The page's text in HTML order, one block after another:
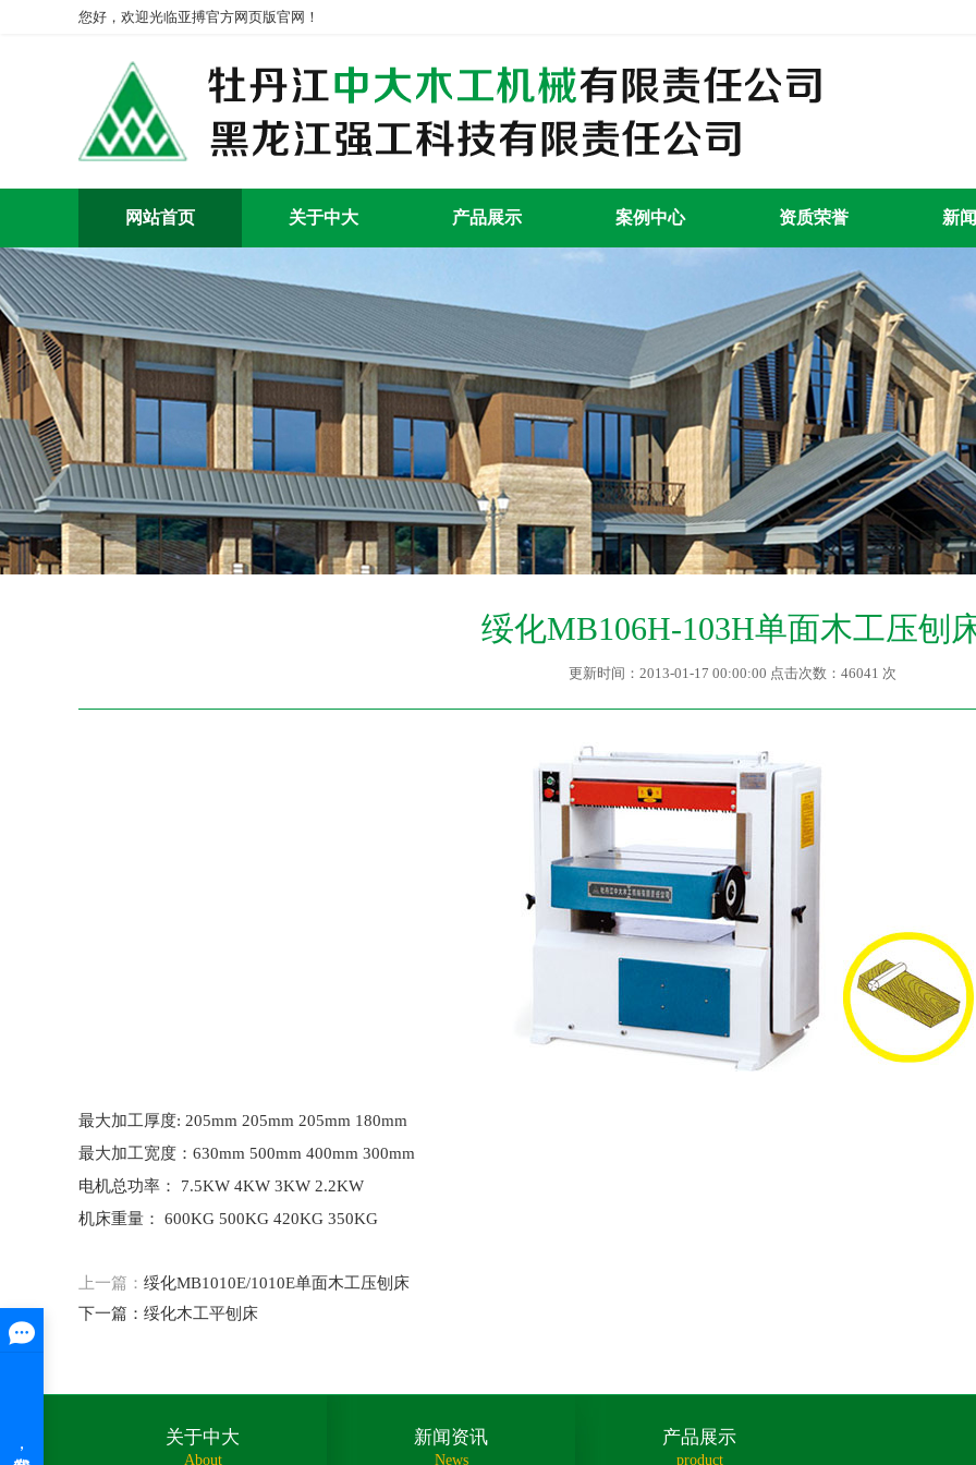
您好，欢迎光临亚搏官方网页版官网！
网站首页 关于中大 产品展示 案例中心 资质荣誉 新
绥化MB106H-103H单面木工压刨
更新时间：2013-01-17 00:00:00 点击次数：46041 次
最大加工厚度: 205mm 205mm 205mm 180mm
最大加工宽度：630mm 500mm 400mm 300mm
电机总功率： 7.5KW 4KW 3KW 2.2KW
机床重量： 600KG 500KG 420KG 350KG
上一篇： 绥化MB1010E/1010E单面木工压刨床
下一篇： 绥化木工平刨床
关于中大
About
新闻资讯
News
产品展示
product